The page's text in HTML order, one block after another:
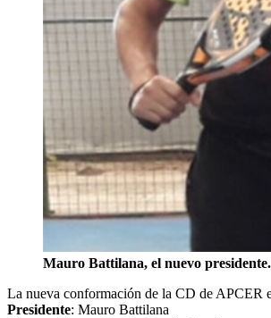
Mauro Battilana, el nuevo presidente.
La nueva conformación de la CD de APCER
Presidente: Mauro Battilana